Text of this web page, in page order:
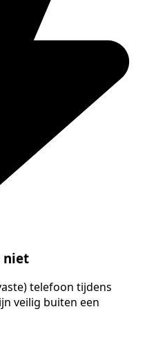
niet
telefoon tijdens
veilig buiten een